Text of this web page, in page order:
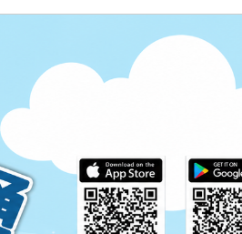
測器地圖 臺南市公廁地圖 回